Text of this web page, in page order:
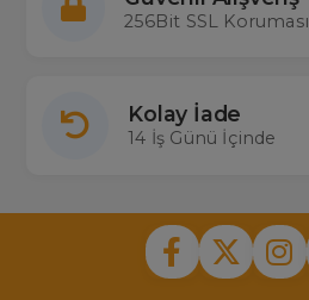
256Bit SSL Koruması
Kolay İade
14 İş Günü İçinde